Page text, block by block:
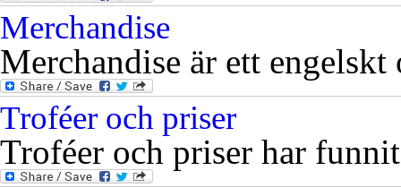
Merchandise
Merchandise är ett
Troféer och priser
Troféer och priser har